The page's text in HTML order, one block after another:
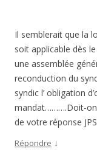
Il semblerait que la
soit applicable dès
une assemblée
reconduction du
syndic l’ obligation
mandat……….Doit-on
de votre réponse
Répondre ↓